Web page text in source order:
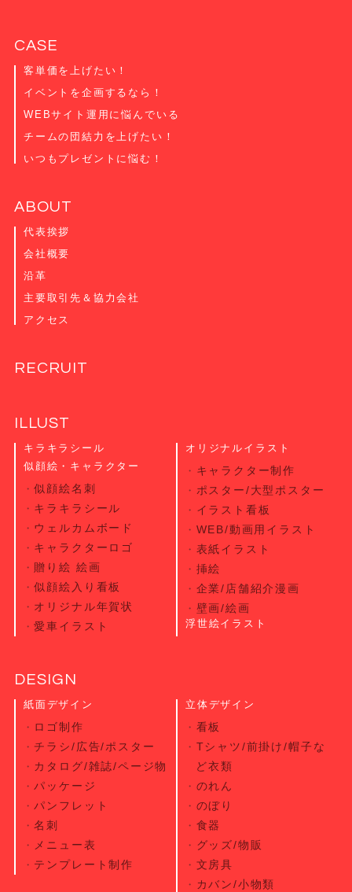
CASE
客単価を上げたい！
イベントを企画するなら！
WEBサイト運用に悩んでいる
チームの団結力を上げたい！
いつもプレゼントに悩む！
ABOUT
代表挨拶
会社概要
沿革
主要取引先＆協力会社
アクセス
RECRUIT
ILLUST
キラキラシール
似顔絵・キャラクター
似顔絵名刺
キラキラシール
ウェルカムボード
キャラクターロゴ
贈り絵 絵画
似顔絵入り看板
オリジナル年賀状
愛車イラスト
オリジナルイラスト
キャラクター制作
ポスター/大型ポスター
イラスト看板
WEB/動画用イラスト
表紙イラスト
挿絵
企業/店舗紹介漫画
壁画/絵画
浮世絵イラスト
DESIGN
紙面デザイン
ロゴ制作
チラシ/広告/ポスター
カタログ/雑誌/ページ物
パッケージ
パンフレット
名刺
メニュー表
テンプレート制作
立体デザイン
看板
Tシャツ/前掛け/帽子な
ど衣類
のれん
のぼり
食器
グッズ/物販
文房具
カバン/小物類